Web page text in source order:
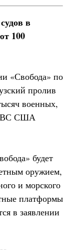
в
100
«Свобода» по
пролив
военных,
ВС США
будет
оружием,
и морского
платформы
в заявлении